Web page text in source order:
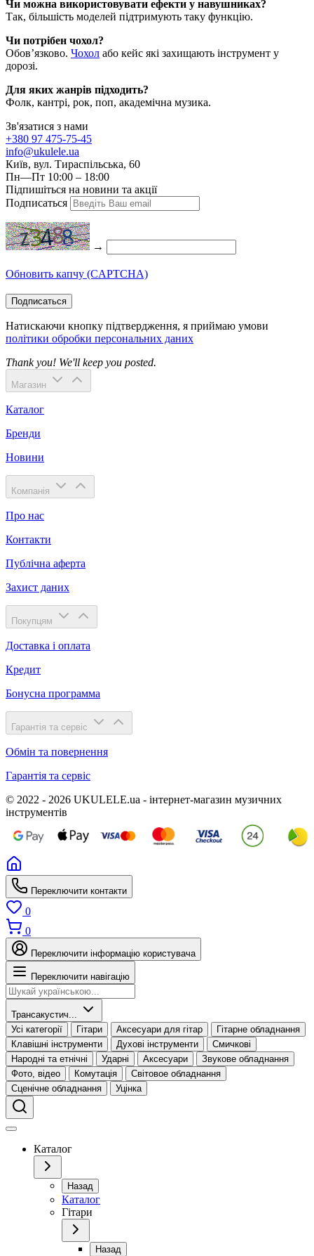
Чи можна використовувати ефекти у навушниках?
Так, більшість моделей підтримують таку функцію.
Чи потрібен чохол?
Обов’язково. Чохол або кейс які захищають інструмент у
дорозі.
Для яких жанрів підходить?
Фолк, кантрі, рок, поп, академічна музика.
Зв'язатися з нами
+380 97 475-75-45
info@ukulele.ua
Київ, вул. Тираспільська, 60
Пн—Пт 10:00 – 18:00
Підпишіться на новини та акції
Подписаться
→
Обновить капчу (CAPTCHA)
Подписаться
Натискаючи кнопку підтвердження, я приймаю умови
політики обробки персональних даних
Thank you! We'll keep you posted.
Магазин
Каталог
Бренди
Новини
Компанія
Про нас
Контакти
Публічна аферта
Захист даних
Покупцям
Доставка і оплата
Кредит
Бонусна программа
Гарантія та сервіс
Обмін та повернення
Гарантія та сервіс
© 2022 - 2026 UKULELE.ua - інтернет-магазин музичних
інструментів
Переключити контакти
0
0
Переключити інформацію користувача
Переключити навігацію
Трансакустич...
Усі категорії
Гітари Аксесуари для гітар
Гітарне обладнання
Клавішні інструменти
Духові інструменти
Смичкові
Народні та етнічні
Ударні Аксесуари
Звукове обладнання
Фото, відео
Комутація
Світовое обладнання
Сценічне обладнання
Уцінка
Каталог
Назад
Каталог
Гітари
Назад